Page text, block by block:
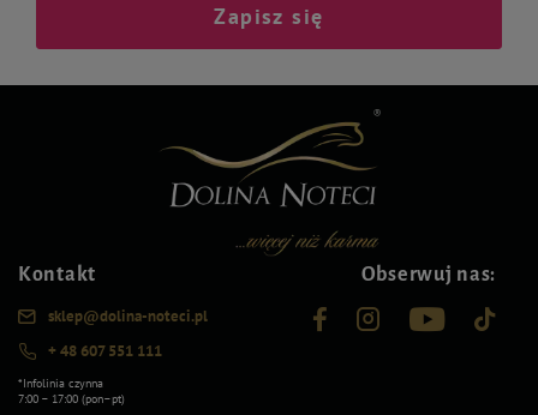
Zapisz się
Kontakt
sklep@dolina-noteci.pl
+ 48 607 551 111
*Infolinia czynna
7:00 – 17:00 (pon–pt)
Obserwuj nas: